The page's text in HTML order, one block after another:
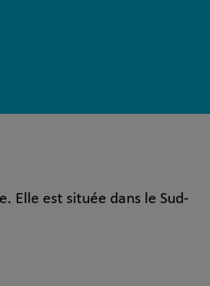
Elle est située dans le Sud-